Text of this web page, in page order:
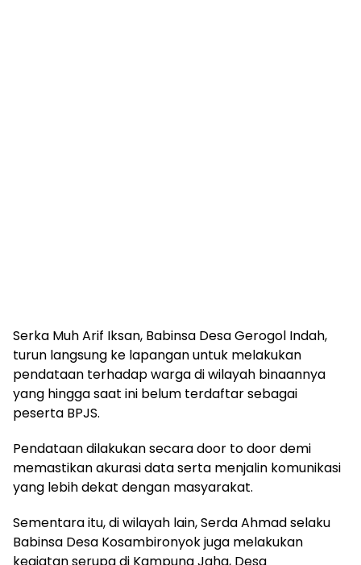
Serka Muh Arif Iksan, Babinsa Desa Gerogol Indah,
turun langsung ke lapangan untuk melakukan
pendataan terhadap warga di wilayah binaannya
yang hingga saat ini belum terdaftar sebagai
peserta BPJS.
Pendataan dilakukan secara door to door demi
memastikan akurasi data serta menjalin komunikasi
yang lebih dekat dengan masyarakat.
Sementara itu, di wilayah lain, Serda Ahmad selaku
Babinsa Desa Kosambironyok juga melakukan
kegiatan serupa di Kampung Jaha, Desa